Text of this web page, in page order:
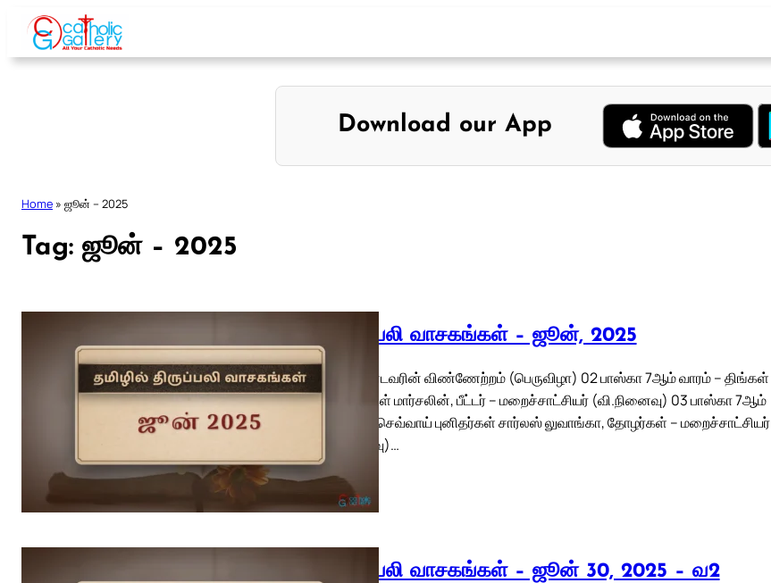
Skip
content
Download our App
Home » ஜூன் – 2025
Tag: ஜூன் – 2025
திருப்பலி வாசகங்கள் – ஜூன், 2025
01 ஆண்டவரின் விண்ணேற்றம் (பெருவிழா) 02 பாஸ்கா 7ஆம் வாரம் – திங்கள்
புனிதர்கள் மார்சலின், பீட்டர் – மறைச்சாட்சியர் (வி.நினைவு) 03 பாஸ்கா 7ஆம்
வாரம் – செவ்வாய் புனிதர்கள் சார்லஸ் லுவாங்கா, தோழர்கள் – மறைச்சாட்சியர்
(நினைவு)…
திருப்பலி வாசகங்கள் – ஜூன் 30, 2025 – வ2